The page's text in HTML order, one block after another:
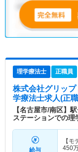
理学療法士 正職員
株式会社グリッ
学療法士求人(正
【名古屋市/南区】
ステーションでの理
給与
【モ
450